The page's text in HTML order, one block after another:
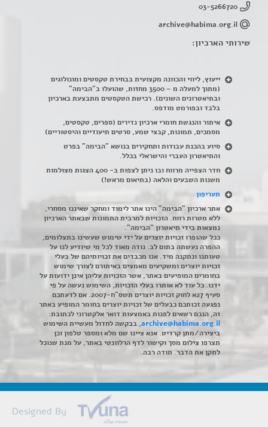
03-5266720
archive@habima.org.il
שירותי הארכיון:
ייעוץ, ליווי והכוונה מקצועית בבחירת טקסטים ומונולוגים
(מתוך למעלה מ – 3500 מחזות, שהועלו ב"הבימה"
ובתיאטרונים השונים). רכישת הטקסטים מתבצעת בארכיון
בלבד ובפורמט מודפס.
איתור והנגשת חומרי ארכיון נדירים (ספרים, טקסטים,
מסמכים, תמונות, קבצי שמע, סרטים תיעודיים והיסטוריים)
סיוע בהכנת עבודות ותחקירים בנושא "הבימה" בפרט
והתיאטרון העברי והישראלי בכלל.
חדר הצפייה מרווח ובו ניתן לצפות ב- 400 הצגות מצולמות
משנות השבעים והלאה (בתיאום מראש!)
תעריפון
אתר ארכיון "הבימה" הינו אתר לימוד ומחקר שאיננו מסחרי,
ללא מטרות רווח. הזכויות למרבית התמונות שבאתר הארכיון
נמצאות בידי תיאטרון "הבימה".
ככל שהופרו זכויות יוצרים על ידי שימוש שעשינו בתצלומים,
ההפרה נעשתה בתום לב. נודה מאוד לכל מי שיודיע לנו על
טעותנו ונתקנה מיד. אנו מכבדים את זכויותיהם של בעלי
זכויות יוצרים ומשקיעים מאמצים באיתורם לצורך שימוש
בחומרים המופיעים באתר, אשר הזכויות עליהן אינן ידועות על
ידנו. כל עוד לא אותרו בעלי הזכויות, השימוש נעשה על פי
סעיף 27א לחוק זכויות יוצרים תשס"ח-2007. אם לדעתכם
נפגעה זכותכם כבעלים של זכויות יוצרים בחומר המופיע באתר
זה, הנכם רשאים לפנות באמצעות דואר אלקטרוני לכתובת:
archive@habima.org.il, בבקשה לחדול מעשיית השימוש
ביצירה/מתן קרדיט. אנא ציינו שם מלא ומספר טלפון וכן
תצרפו צילום מסך וקישור לדף הרלוונטי באתר, על מנת שנוכל
לתקן את הדבר. תודה רבה.
Designed By